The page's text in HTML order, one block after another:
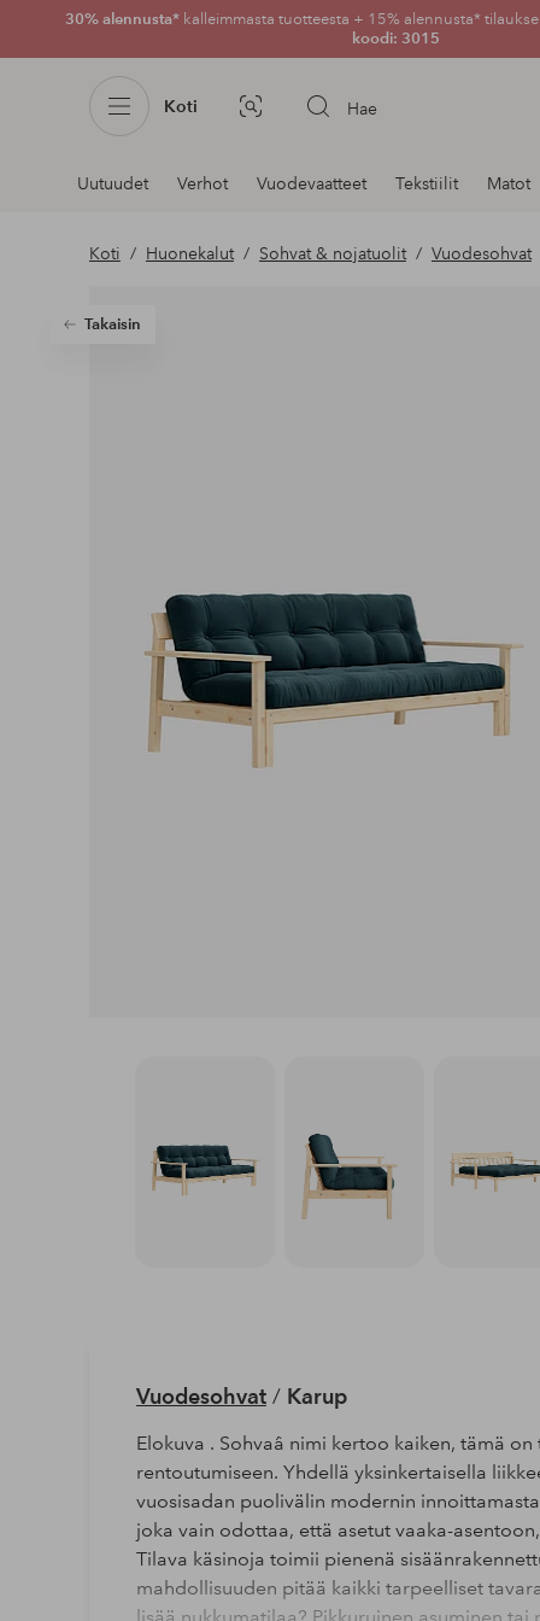
30% alennusta* kalleimmasta tuotteesta + 15% alennusta*
koodi: 3015
Koti Kuvahaku Hae
Navigointi
osastoilla
Uutuudet Verhot Vuodevaatteet Tekstiilit Matot
Koti Huonekalut Sohvat & nojatuolit Vuodesohvat
Takaisin
Vuodesohvat/ Karup
Elokuva . Sohvaâ nimi kertoo kaiken, tämä
rentoutumiseen. Yhdellä yksinkertaisella
vuosisadan puolivälin modernin
joka vain odottaa, että asetut vaaka-
Tilava käsinoja toimii pienenä
mahdollisuuden pitää kaikki tarpeelliset